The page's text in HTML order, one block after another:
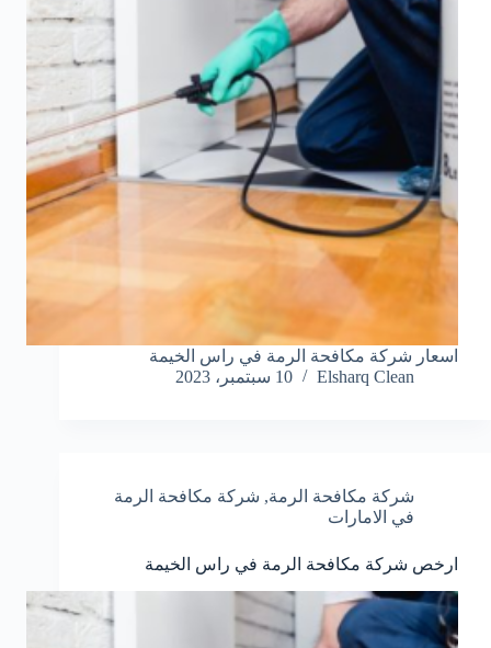
اسعار شركة مكافحة الرمة في راس الخيمة
Elsharq Clean
10 سبتمبر، 2023
شركة مكافحة الرمة, شركة مكافحة الرمة
في الامارات
ارخص شركة مكافحة الرمة في راس الخيمة